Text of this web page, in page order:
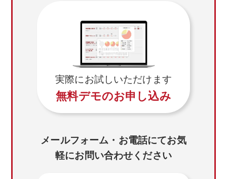
実際にお試しいただけます
無料デモのお申し込み
メールフォーム・お電話にてお気
軽にお問い合わせください